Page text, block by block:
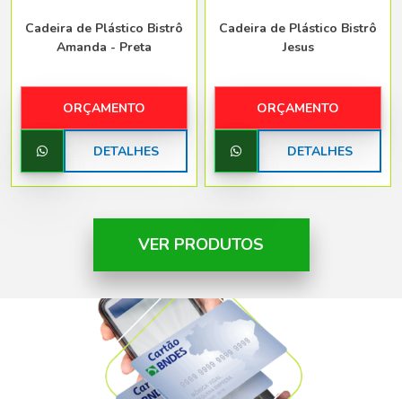
Cadeira de Plástico Bistrô
Amanda - Preta
ORÇAMENTO
DETALHES
Cadeira de Plástico Bistrô
Jesus
ORÇAMENTO
DETALHES
VER PRODUTOS